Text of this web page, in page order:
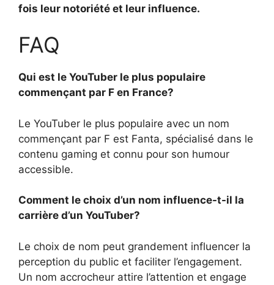
fois leur notoriété et leur influence.
FAQ
Qui est le YouTuber le plus populaire
commençant par F en France?
Le YouTuber le plus populaire avec un nom
commençant par F est Fanta, spécialisé dans le
contenu gaming et connu pour son humour
accessible.
Comment le choix d’un nom influence-t-il la
carrière d’un YouTuber?
Le choix de nom peut grandement influencer la
perception du public et faciliter l’engagement.
Un nom accrocheur attire l’attention et engage